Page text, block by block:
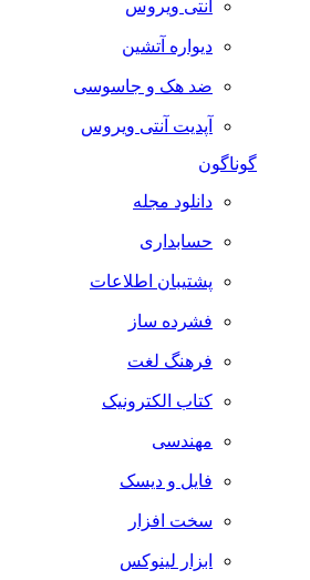
آنتی ویروس
دیواره آتشین
ضد هک و جاسوسی
آپدیت آنتی ویروس
گوناگون
دانلود مجله
حسابداری
پشتیبان اطلاعات
فشرده ساز
فرهنگ لغت
کتاب الکترونیک
مهندسی
فایل و دیسک
سخت افزار
ابزار لینوکس